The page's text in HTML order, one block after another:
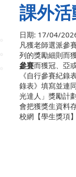
課外
日期: 17/04/
凡獲老師選派參
列的獎勵細則而
參賽而獲冠、亞
《自行參賽紀錄
錄表》填寫並連
光達人」獎勵計
會把獲獎生資料
校網【學生獎項